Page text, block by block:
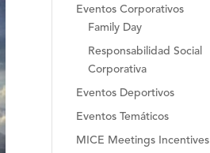
Eventos Corporativos
Family Day
Responsabilidad Social
Corporativa
Eventos Deportivos
Eventos Temáticos
MICE Meetings Incentives